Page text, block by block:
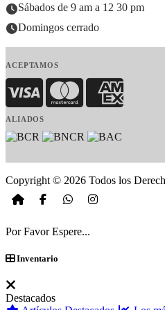
Sábados de 9 am a 12 30 pm
Domingos cerrado
ACEPTAMOS
Visa MasterCardAmerican
ALIADOS
Copyright © 2026 Todos los
Por Favor Espere...
Inventario
Destacados